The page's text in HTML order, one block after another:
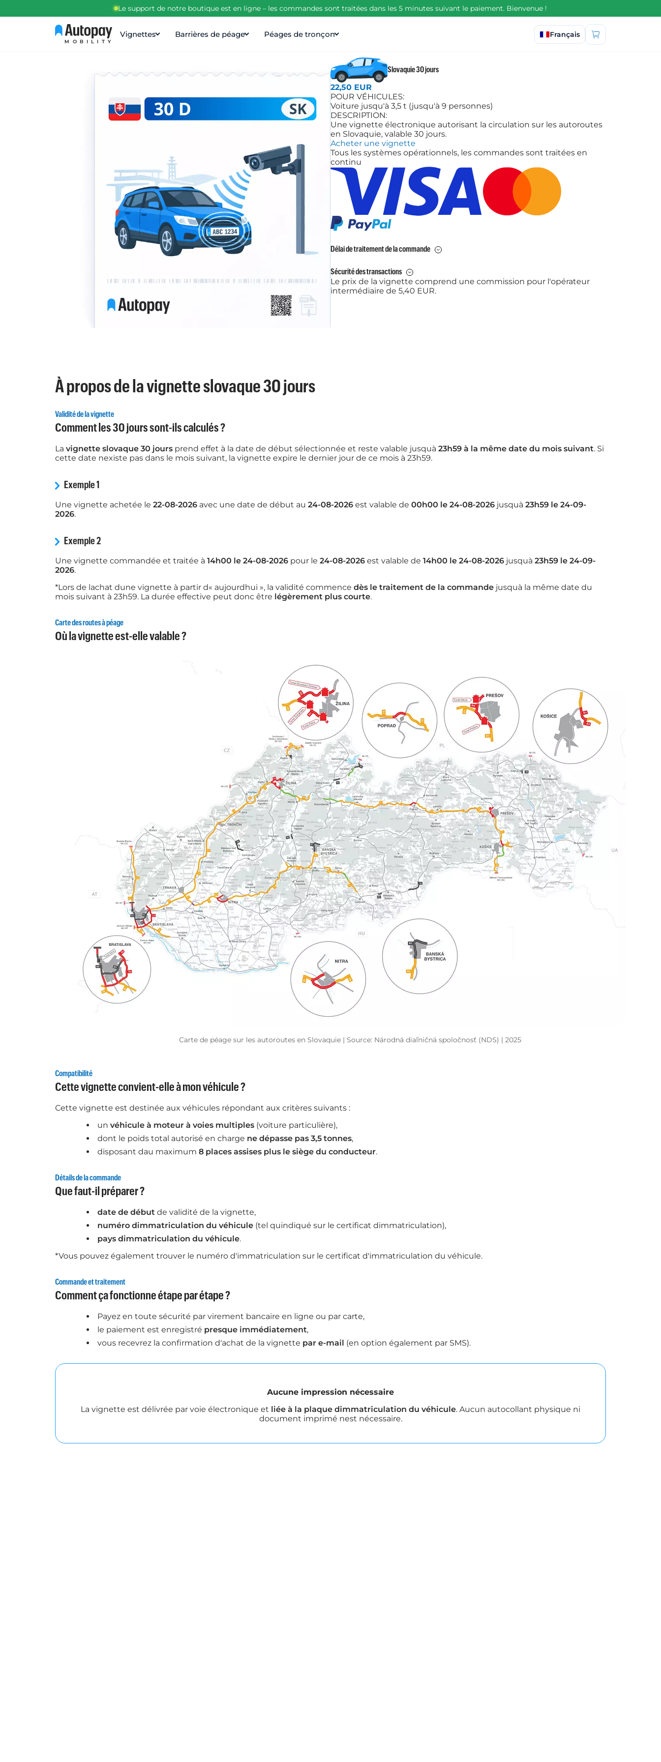
Le support de notre boutique est en ligne – les commandes sont traitées dans les 5 minutes suivant le paiement. Bienvenue !
MOBILITY
Vignettes Barrières de péage Péages de tronçon
Sélectionner la langue
Français
Slovaquie 30 jours
22,50 EUR
POUR VÉHICULES:
Voiture jusqu'à 3,5 t (jusqu'à 9 personnes)
DESCRIPTION:
Une vignette électronique autorisant la circulation sur les autoroutes
en Slovaquie, valable 30 jours.
Acheter une vignette
Tous les systèmes opérationnels, les commandes sont traitées en
continu
Délai de traitement de la commande
Sécurité des transactions
Le prix de la vignette comprend une commission pour l'opérateur
intermédiaire de 5,40 EUR.
À propos de la vignette slovaque 30 jours
Validité de la vignette
Comment les 30 jours sont-ils calculés ?
La vignette slovaque 30 jours prend effet à la date de début sélectionnée et reste valable jusquà 23h59 à la même date du mois suivant. Si
cette date nexiste pas dans le mois suivant, la vignette expire le dernier jour de ce mois à 23h59.
Exemple 1
Une vignette achetée le 22-08-2026 avec une date de début au 24-08-2026 est valable de 00h00 le 24-08-2026 jusquà 23h59 le 24-09-
2026.
Exemple 2
Une vignette commandée et traitée à 14h00 le 24-08-2026 pour le 24-08-2026 est valable de 14h00 le 24-08-2026 jusquà 23h59 le 24-09-
2026.
*Lors de lachat dune vignette à partir d« aujourdhui », la validité commence dès le traitement de la commande jusquà la même date du
mois suivant à 23h59. La durée effective peut donc être légèrement plus courte.
Carte des routes à péage
Où la vignette est-elle valable ?
Carte de péage sur les autoroutes en Slovaquie | Source: Národná diaľničná spoločnosť (NDS) | 2025
Compatibilité
Cette vignette convient-elle à mon véhicule ?
Cette vignette est destinée aux véhicules répondant aux critères suivants :
un véhicule à moteur à voies multiples (voiture particulière),
dont le poids total autorisé en charge ne dépasse pas 3,5 tonnes,
disposant dau maximum 8 places assises plus le siège du conducteur.
Détails de la commande
Que faut-il préparer ?
date de début de validité de la vignette,
numéro dimmatriculation du véhicule (tel quindiqué sur le certificat dimmatriculation),
pays dimmatriculation du véhicule.
*Vous pouvez également trouver le numéro d'immatriculation sur le certificat d'immatriculation du véhicule.
Commande et traitement
Comment ça fonctionne étape par étape ?
Payez en toute sécurité par virement bancaire en ligne ou par carte,
le paiement est enregistré presque immédiatement,
vous recevrez la confirmation d'achat de la vignette par e-mail (en option également par SMS).
Aucune impression nécessaire
La vignette est délivrée par voie électronique et liée à la plaque dimmatriculation du véhicule. Aucun autocollant physique ni
document imprimé nest nécessaire.